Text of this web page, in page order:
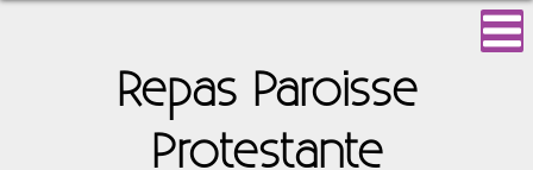
Repas Paroisse
Protestante